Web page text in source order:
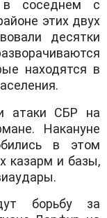
в соседнем с
этих двух
десятки
находятся в
атаки СБР на
Накануне
в этом
казарм и базы,
борьбу за